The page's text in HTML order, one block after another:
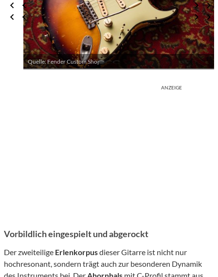
Quelle: Fender Custom Shop
ANZEIGE
Vorbildlich eingespielt und abgerockt
Der zweiteilige Erlenkorpusdieser Gitarre ist nicht nur
hochresonant, sondern trägt auch zur besonderen Dynamik